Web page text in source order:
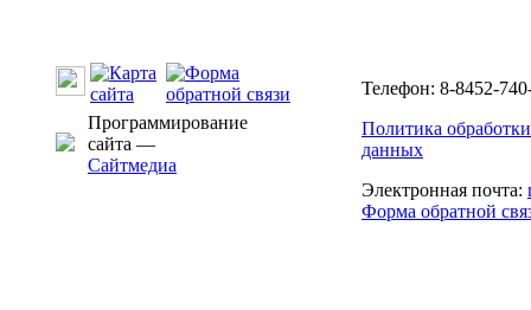
Программирование
сайта —
Сайтмедиа
Телефон: 8-8452-
Политика
данных
Электронная почта:
Форма обратной